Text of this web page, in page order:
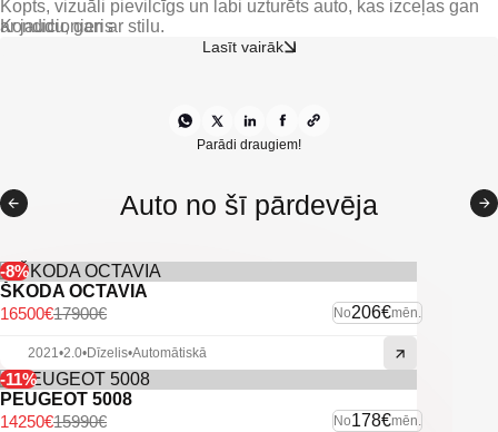
Kondicionieris
Oriģināls, neliels nobraukums
Citas ekstras
Kopts, vizuāli pievilcīgs un labi uzturēts auto, kas izceļas gan
ar jaudu, gan ar stilu.
Lasīt vairāk
Parādi draugiem!
Auto no šī pārdevēja
-8%
ŠKODA OCTAVIA
No206€mēn.
17900€
16500€
2021•2.0•Dīzelis•Automātiskā
-11%
PEUGEOT 5008
No178€mēn.
15990€
14250€